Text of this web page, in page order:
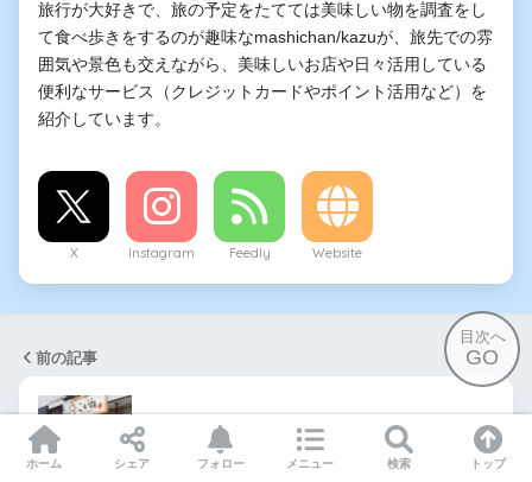
目次へ
GO
旅行が大好きで、旅の予定をたてては美味しい物を調査をし
て食べ歩きをするのが趣味なmashichan/kazuが、旅先での雰
囲気や景色も交えながら、美味しいお店や日々活用している
便利なサービス（クレジットカードやポイント活用など）を
紹介しています。
X Instagram Feedly Website
前の記事
【目黒・とんかつ】とんかつ目黒こがね 〜とん
かつ激戦区目黒の新…
ホーム シェア フォロー メニュー 検索 トップ